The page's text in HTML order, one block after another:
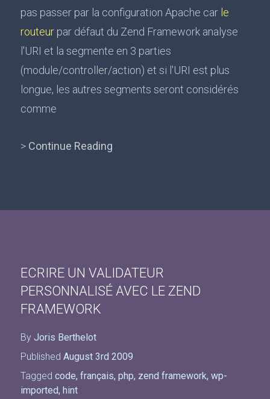
pas passer par la configuration Apache car le
routeurpar défaut du Zend Framework analyse
l'URI et la segmente en 3 parties
(module/controller/action) et si l'URI est plus
longue, les autres segments seront considérés
comme
> Continue Reading
ECRIRE UN VALIDATEUR
PERSONNALISÉ AVEC LE ZEND
FRAMEWORK
By Joris Berthelot
Published August 3rd 2009
Tagged code, français, php, zend framework, wp-
imported, hint